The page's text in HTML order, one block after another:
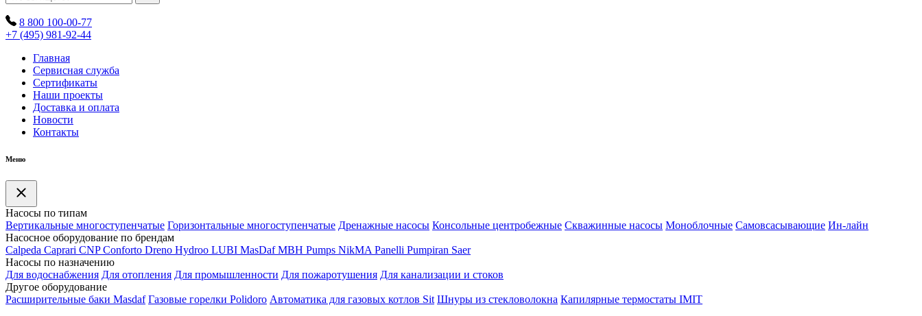
8 800 100-00-77
+7 (495) 981-92-44
Главная
Сервисная служба
Сертификаты
Наши проекты
Доставка и оплата
Новости
Контакты
Меню
Насосы по типам
Вертикальные многоступенчатые Горизонтальные многоступенчатые Дренажные насосы Консольные центробежные Скважинные насосы Моноблочные Самовсасывающие Ин-лайн
Насосное оборудование по брендам
Calpeda Caprari CNP Conforto Dreno Hydroo LUBI MasDaf MBH Pumps NikMA Panelli Pumpiran Saer
Насосы по назначению
Для водоснабжения Для отопления Для промышленности Для пожаротушения Для канализации и стоков
Другое оборудование
Расширительные баки Masdaf Газовые горелки Polidoro Автоматика для газовых котлов Sit Шнуры из стекловолокна Капилярные термостаты IMIT